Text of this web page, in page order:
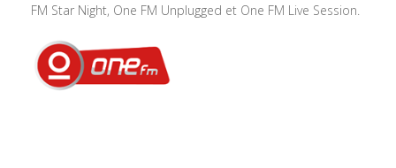
FM Star Night, One FM Unplugged et One FM Live Session.